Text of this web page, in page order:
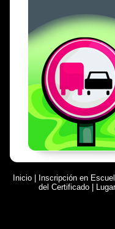
Inicio Inscripción en
del Certificado